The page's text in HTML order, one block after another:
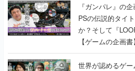
『ガンパレ』の
PSの伝説的タイ
か？そして『
【ゲームの企画書
世界が認めるゲ